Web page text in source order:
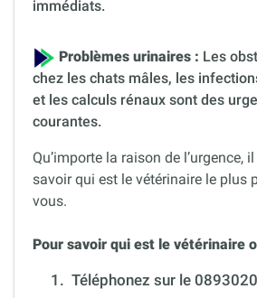
immédiats.
Problèmes urinaires : Les
chez les chats mâles, les
et les calculs rénaux sont des
courantes.
Qu’importe la raison de l’urgence,
savoir qui est le vétérinaire le plus
vous.
Pour savoir qui est le vétérinaire
1. Téléphonez sur le